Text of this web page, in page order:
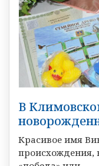
В
Красивое имя
происхождения,